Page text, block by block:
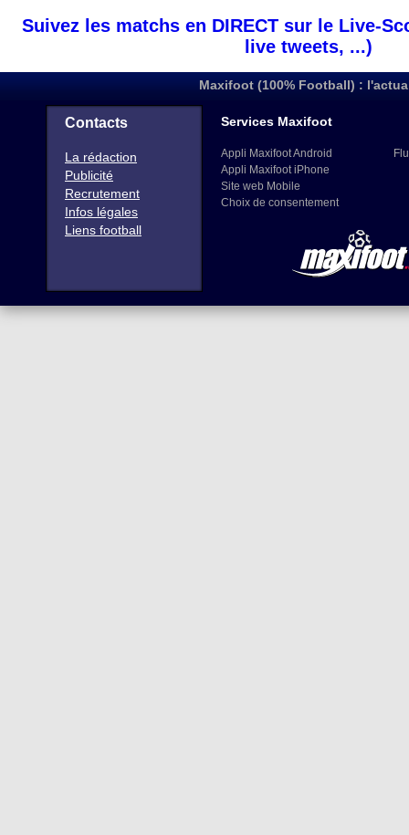
Suivez les matchs en DIRECT sur le Live-
live tweets, ...)
Maxifoot (100% Football) :
Contacts
La rédaction
Publicité
Recrutement
Infos légales
Liens football
Services Maxifoot
Appli Maxifoot Android
Appli Maxifoot iPhone
Site web Mobile
Choix de consentement